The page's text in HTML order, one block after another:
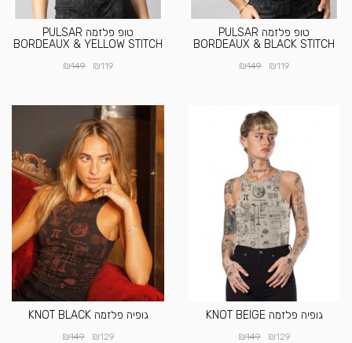
טופ פלזמה PULSAR
BORDEAUX & BLACK STITCH
₪119
₪149
טופ פלזמה PULSAR
BORDEAUX & YELLOW STITCH
₪119
₪149
גופיה פלזמה KNOT BEIGE
₪129
₪149
גופיה פלזמה KNOT BLACK
₪129
₪149